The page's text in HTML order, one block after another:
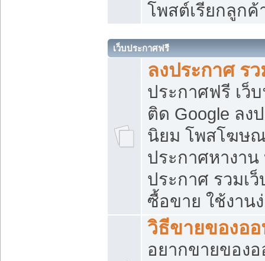
โพสต์เรียกลูกค้
เว็บประกาศฟรี
ลงประกาศ ร
ประกาศฟรี เว็
ติด Google ลง
นิยม โพสโฆษ
ประกาศหางาน
ประกาศ รวมเ
ซื้อขาย ใช้งาน
วิธีขายของอ
อยากขายของ